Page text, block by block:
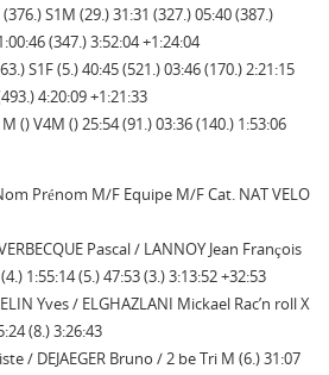
S1M (29.) 31:31 (327.) 05:40 (387.)
(347.) 3:52:04 +1:24:04
S1F (5.) 40:45 (521.) 03:46 (170.) 2:21:15
4:20:09 +1:21:33
() V4M () 25:54 (91.) 03:36 (140.) 1:53:06
Prénom M/F Equipe M/F Cat. NAT VELO
Pascal / LANNOY Jean François
1:55:14 (5.) 47:53 (3.) 3:13:52 +32:53
Yves / ELGHAZLANI Mickael Rac’n roll X
(8.) 3:26:43
/ DEJAEGER Bruno / 2 be Tri M (6.) 31:07